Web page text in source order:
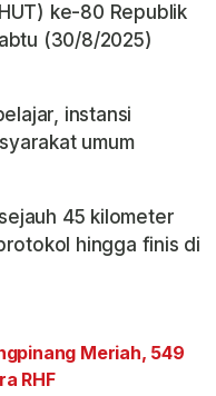
ke-80 Republik
(30/8/2025)
instansi
umum
45 kilometer
hingga finis di
Meriah, 549
RHF